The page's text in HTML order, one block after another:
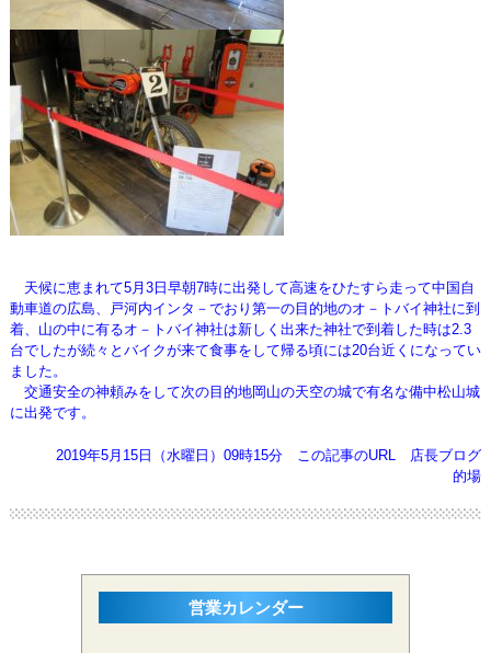
天候に恵まれて5月3日早朝7時に出発して高速をひたすら走って中国自
動車道の広島、戸河内インタ－でおり第一の目的地のオ－トバイ神社に到
着、山の中に有るオ－トバイ神社は新しく出来た神社で到着した時は2.3
台でしたが続々とバイクが来て食事をして帰る頃には20台近くになってい
ました。
交通安全の神頼みをして次の目的地岡山の天空の城で有名な備中松山城
に出発です。
2019年5月15日（水曜日）09時15分 この記事のURL
店長ブログ
的場
営業カレンダー